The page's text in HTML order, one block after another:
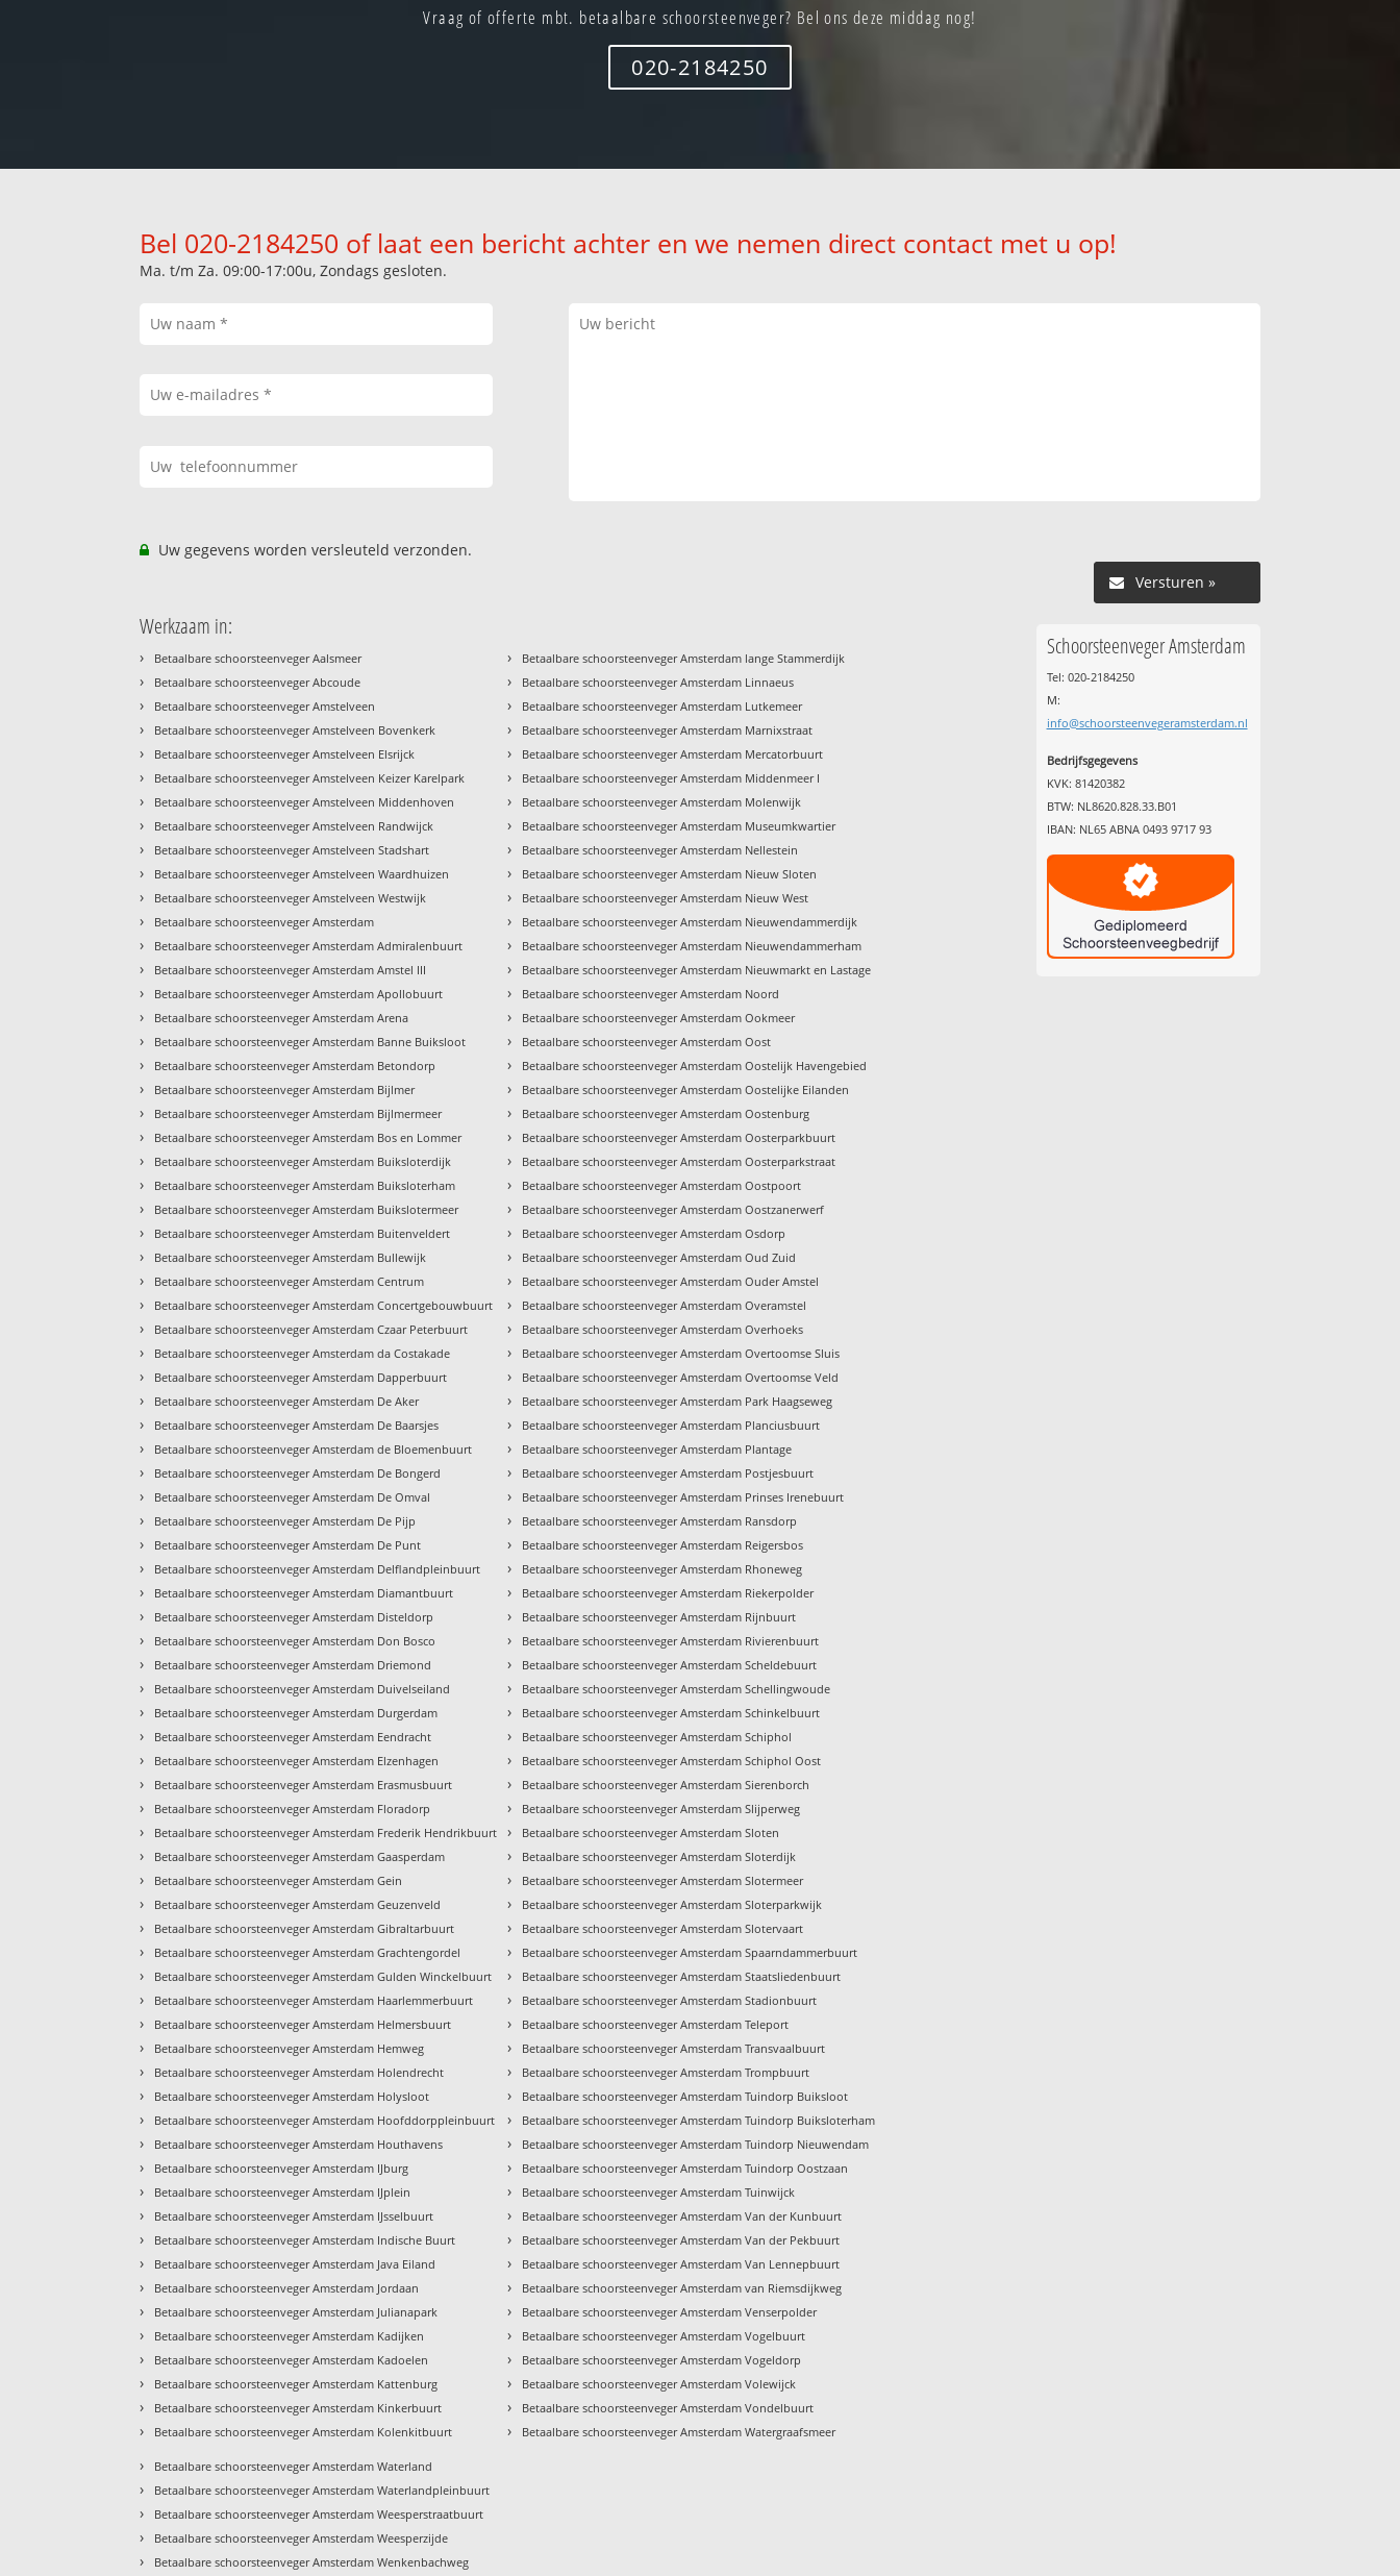
Vraag of offerte mbt. betaalbare schoorsteenveger? Bel ons deze middag nog!
020-2184250
Bel 020-2184250 of laat een bericht achter en we nemen direct contact met u op!
Ma. t/m Za. 09:00-17:00u, Zondags gesloten.
Uw gegevens worden versleuteld verzonden.
Versturen »
Werkzaam in:
› Betaalbare schoorsteenveger Aalsmeer
› Betaalbare schoorsteenveger Abcoude
› Betaalbare schoorsteenveger Amstelveen
› Betaalbare schoorsteenveger Amstelveen Bovenkerk
› Betaalbare schoorsteenveger Amstelveen Elsrijck
› Betaalbare schoorsteenveger Amstelveen Keizer Karelpark
› Betaalbare schoorsteenveger Amstelveen Middenhoven
› Betaalbare schoorsteenveger Amstelveen Randwijck
› Betaalbare schoorsteenveger Amstelveen Stadshart
› Betaalbare schoorsteenveger Amstelveen Waardhuizen
› Betaalbare schoorsteenveger Amstelveen Westwijk
› Betaalbare schoorsteenveger Amsterdam
› Betaalbare schoorsteenveger Amsterdam Admiralenbuurt
› Betaalbare schoorsteenveger Amsterdam Amstel III
› Betaalbare schoorsteenveger Amsterdam Apollobuurt
› Betaalbare schoorsteenveger Amsterdam Arena
› Betaalbare schoorsteenveger Amsterdam Banne Buiksloot
› Betaalbare schoorsteenveger Amsterdam Betondorp
› Betaalbare schoorsteenveger Amsterdam Bijlmer
› Betaalbare schoorsteenveger Amsterdam Bijlmermeer
› Betaalbare schoorsteenveger Amsterdam Bos en Lommer
› Betaalbare schoorsteenveger Amsterdam Buiksloterdijk
› Betaalbare schoorsteenveger Amsterdam Buiksloterham
› Betaalbare schoorsteenveger Amsterdam Buikslotermeer
› Betaalbare schoorsteenveger Amsterdam Buitenveldert
› Betaalbare schoorsteenveger Amsterdam Bullewijk
› Betaalbare schoorsteenveger Amsterdam Centrum
› Betaalbare schoorsteenveger Amsterdam Concertgebouwbuurt
› Betaalbare schoorsteenveger Amsterdam Czaar Peterbuurt
› Betaalbare schoorsteenveger Amsterdam da Costakade
› Betaalbare schoorsteenveger Amsterdam Dapperbuurt
› Betaalbare schoorsteenveger Amsterdam De Aker
› Betaalbare schoorsteenveger Amsterdam De Baarsjes
› Betaalbare schoorsteenveger Amsterdam de Bloemenbuurt
› Betaalbare schoorsteenveger Amsterdam De Bongerd
› Betaalbare schoorsteenveger Amsterdam De Omval
› Betaalbare schoorsteenveger Amsterdam De Pijp
› Betaalbare schoorsteenveger Amsterdam De Punt
› Betaalbare schoorsteenveger Amsterdam Delflandpleinbuurt
› Betaalbare schoorsteenveger Amsterdam Diamantbuurt
› Betaalbare schoorsteenveger Amsterdam Disteldorp
› Betaalbare schoorsteenveger Amsterdam Don Bosco
› Betaalbare schoorsteenveger Amsterdam Driemond
› Betaalbare schoorsteenveger Amsterdam Duivelseiland
› Betaalbare schoorsteenveger Amsterdam Durgerdam
› Betaalbare schoorsteenveger Amsterdam Eendracht
› Betaalbare schoorsteenveger Amsterdam Elzenhagen
› Betaalbare schoorsteenveger Amsterdam Erasmusbuurt
› Betaalbare schoorsteenveger Amsterdam Floradorp
› Betaalbare schoorsteenveger Amsterdam Frederik Hendrikbuurt
› Betaalbare schoorsteenveger Amsterdam Gaasperdam
› Betaalbare schoorsteenveger Amsterdam Gein
› Betaalbare schoorsteenveger Amsterdam Geuzenveld
› Betaalbare schoorsteenveger Amsterdam Gibraltarbuurt
› Betaalbare schoorsteenveger Amsterdam Grachtengordel
› Betaalbare schoorsteenveger Amsterdam Gulden Winckelbuurt
› Betaalbare schoorsteenveger Amsterdam Haarlemmerbuurt
› Betaalbare schoorsteenveger Amsterdam Helmersbuurt
› Betaalbare schoorsteenveger Amsterdam Hemweg
› Betaalbare schoorsteenveger Amsterdam Holendrecht
› Betaalbare schoorsteenveger Amsterdam Holysloot
› Betaalbare schoorsteenveger Amsterdam Hoofddorppleinbuurt
› Betaalbare schoorsteenveger Amsterdam Houthavens
› Betaalbare schoorsteenveger Amsterdam IJburg
› Betaalbare schoorsteenveger Amsterdam IJplein
› Betaalbare schoorsteenveger Amsterdam IJsselbuurt
› Betaalbare schoorsteenveger Amsterdam Indische Buurt
› Betaalbare schoorsteenveger Amsterdam Java Eiland
› Betaalbare schoorsteenveger Amsterdam Jordaan
› Betaalbare schoorsteenveger Amsterdam Julianapark
› Betaalbare schoorsteenveger Amsterdam Kadijken
› Betaalbare schoorsteenveger Amsterdam Kadoelen
› Betaalbare schoorsteenveger Amsterdam Kattenburg
› Betaalbare schoorsteenveger Amsterdam Kinkerbuurt
› Betaalbare schoorsteenveger Amsterdam Kolenkitbuurt
› Betaalbare schoorsteenveger Amsterdam lange Stammerdijk
› Betaalbare schoorsteenveger Amsterdam Linnaeus
› Betaalbare schoorsteenveger Amsterdam Lutkemeer
› Betaalbare schoorsteenveger Amsterdam Marnixstraat
› Betaalbare schoorsteenveger Amsterdam Mercatorbuurt
› Betaalbare schoorsteenveger Amsterdam Middenmeer I
› Betaalbare schoorsteenveger Amsterdam Molenwijk
› Betaalbare schoorsteenveger Amsterdam Museumkwartier
› Betaalbare schoorsteenveger Amsterdam Nellestein
› Betaalbare schoorsteenveger Amsterdam Nieuw Sloten
› Betaalbare schoorsteenveger Amsterdam Nieuw West
› Betaalbare schoorsteenveger Amsterdam Nieuwendammerdijk
› Betaalbare schoorsteenveger Amsterdam Nieuwendammerham
› Betaalbare schoorsteenveger Amsterdam Nieuwmarkt en Lastage
› Betaalbare schoorsteenveger Amsterdam Noord
› Betaalbare schoorsteenveger Amsterdam Ookmeer
› Betaalbare schoorsteenveger Amsterdam Oost
› Betaalbare schoorsteenveger Amsterdam Oostelijk Havengebied
› Betaalbare schoorsteenveger Amsterdam Oostelijke Eilanden
› Betaalbare schoorsteenveger Amsterdam Oostenburg
› Betaalbare schoorsteenveger Amsterdam Oosterparkbuurt
› Betaalbare schoorsteenveger Amsterdam Oosterparkstraat
› Betaalbare schoorsteenveger Amsterdam Oostpoort
› Betaalbare schoorsteenveger Amsterdam Oostzanerwerf
› Betaalbare schoorsteenveger Amsterdam Osdorp
› Betaalbare schoorsteenveger Amsterdam Oud Zuid
› Betaalbare schoorsteenveger Amsterdam Ouder Amstel
› Betaalbare schoorsteenveger Amsterdam Overamstel
› Betaalbare schoorsteenveger Amsterdam Overhoeks
› Betaalbare schoorsteenveger Amsterdam Overtoomse Sluis
› Betaalbare schoorsteenveger Amsterdam Overtoomse Veld
› Betaalbare schoorsteenveger Amsterdam Park Haagseweg
› Betaalbare schoorsteenveger Amsterdam Planciusbuurt
› Betaalbare schoorsteenveger Amsterdam Plantage
› Betaalbare schoorsteenveger Amsterdam Postjesbuurt
› Betaalbare schoorsteenveger Amsterdam Prinses Irenebuurt
› Betaalbare schoorsteenveger Amsterdam Ransdorp
› Betaalbare schoorsteenveger Amsterdam Reigersbos
› Betaalbare schoorsteenveger Amsterdam Rhoneweg
› Betaalbare schoorsteenveger Amsterdam Riekerpolder
› Betaalbare schoorsteenveger Amsterdam Rijnbuurt
› Betaalbare schoorsteenveger Amsterdam Rivierenbuurt
› Betaalbare schoorsteenveger Amsterdam Scheldebuurt
› Betaalbare schoorsteenveger Amsterdam Schellingwoude
› Betaalbare schoorsteenveger Amsterdam Schinkelbuurt
› Betaalbare schoorsteenveger Amsterdam Schiphol
› Betaalbare schoorsteenveger Amsterdam Schiphol Oost
› Betaalbare schoorsteenveger Amsterdam Sierenborch
› Betaalbare schoorsteenveger Amsterdam Slijperweg
› Betaalbare schoorsteenveger Amsterdam Sloten
› Betaalbare schoorsteenveger Amsterdam Sloterdijk
› Betaalbare schoorsteenveger Amsterdam Slotermeer
› Betaalbare schoorsteenveger Amsterdam Sloterparkwijk
› Betaalbare schoorsteenveger Amsterdam Slotervaart
› Betaalbare schoorsteenveger Amsterdam Spaarndammerbuurt
› Betaalbare schoorsteenveger Amsterdam Staatsliedenbuurt
› Betaalbare schoorsteenveger Amsterdam Stadionbuurt
› Betaalbare schoorsteenveger Amsterdam Teleport
› Betaalbare schoorsteenveger Amsterdam Transvaalbuurt
› Betaalbare schoorsteenveger Amsterdam Trompbuurt
› Betaalbare schoorsteenveger Amsterdam Tuindorp Buiksloot
› Betaalbare schoorsteenveger Amsterdam Tuindorp Buiksloterham
› Betaalbare schoorsteenveger Amsterdam Tuindorp Nieuwendam
› Betaalbare schoorsteenveger Amsterdam Tuindorp Oostzaan
› Betaalbare schoorsteenveger Amsterdam Tuinwijck
› Betaalbare schoorsteenveger Amsterdam Van der Kunbuurt
› Betaalbare schoorsteenveger Amsterdam Van der Pekbuurt
› Betaalbare schoorsteenveger Amsterdam Van Lennepbuurt
› Betaalbare schoorsteenveger Amsterdam van Riemsdijkweg
› Betaalbare schoorsteenveger Amsterdam Venserpolder
› Betaalbare schoorsteenveger Amsterdam Vogelbuurt
› Betaalbare schoorsteenveger Amsterdam Vogeldorp
› Betaalbare schoorsteenveger Amsterdam Volewijck
› Betaalbare schoorsteenveger Amsterdam Vondelbuurt
› Betaalbare schoorsteenveger Amsterdam Watergraafsmeer
› Betaalbare schoorsteenveger Amsterdam Waterland
› Betaalbare schoorsteenveger Amsterdam Waterlandpleinbuurt
› Betaalbare schoorsteenveger Amsterdam Weesperstraatbuurt
› Betaalbare schoorsteenveger Amsterdam Weesperzijde
› Betaalbare schoorsteenveger Amsterdam Wenkenbachweg
Schoorsteenveger Amsterdam
Tel: 020-2184250
M:
info@schoorsteenvegeramsterdam.nl
Bedrijfsgegevens
KVK: 81420382
BTW: NL8620.828.33.B01
IBAN: NL65 ABNA 0493 9717 93